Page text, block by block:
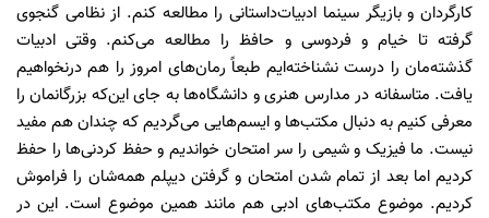
کارگردان و بازیگر سینما ادبیات‌داستانی را مطالعه کنم. از نظامی گنجوی
گرفته تا خیام و فردوسی و حافظ را مطالعه می‌کنم. وقتی ادبیات
گذشته‌مان را درست نشناخته‌ایم طبعاً رمان‌های امروز را هم درنخواهیم
یافت. متاسفانه در مدارس هنری و دانشگاه‌ها به جای این‌که بزرگانمان را
معرفی کنیم به دنبال مکتب‌ها و ایسم‌هایی می‌گردیم که چندان هم مفید
نیست. ما فیزیک و شیمی را سر امتحان خواندیم و حفظ کردنی‌ها را حفظ
کردیم اما بعد از تمام شدن امتحان و گرفتن دیپلم همه‌شان را فراموش
کردیم. موضوع مکتب‌های ادبی هم مانند همین موضوع است. این در